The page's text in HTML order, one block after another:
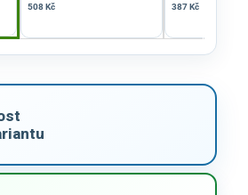
508 Kč 387 Kč